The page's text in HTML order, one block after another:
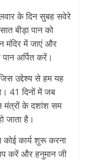
के दिन सुबह सवेरे
बीड़ा पान को
मंदिर में जाएं और
अर्पित करें।
उद्देश्य से हम यह
41 दिनों में जब
मंत्रों के दशांश सम
जाता है।
कार्य शुरू करना
करें और हनुमान जी